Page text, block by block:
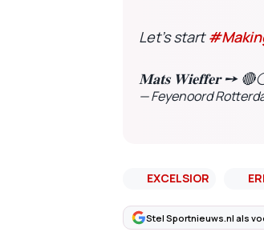
Let’s start
𝐌𝐚𝐭𝐬 𝐖𝐢𝐞𝐟𝐟𝐞𝐫 ➙
— Feyenoord
EXCELSIOR
Stel Sportnieuws.nl als